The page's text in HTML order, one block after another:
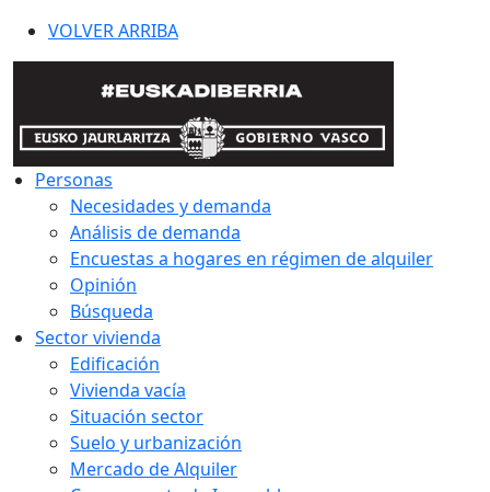
VOLVER ARRIBA
Personas
Necesidades y demanda
Análisis de demanda
Encuestas a hogares en régimen de alquiler
Opinión
Búsqueda
Sector vivienda
Edificación
Vivienda vacía
Situación sector
Suelo y urbanización
Mercado de Alquiler